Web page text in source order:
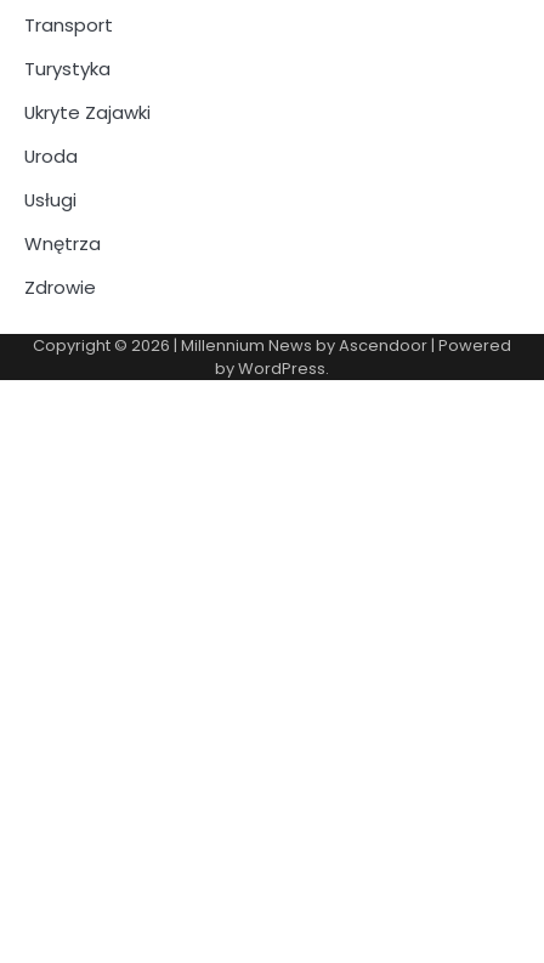
Transport
Turystyka
Ukryte Zajawki
Uroda
Usługi
Wnętrza
Zdrowie
Copyright © 2026 | Millennium News byAscendoor | Powered
byWordPress.